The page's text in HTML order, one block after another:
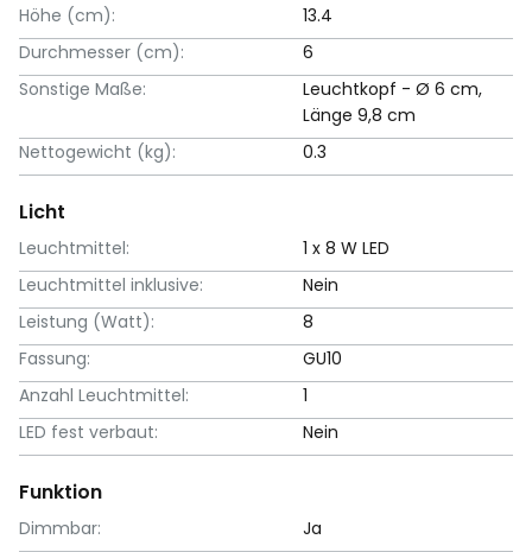
Höhe (cm):
13.4
Durchmesser (cm):
6
Sonstige Maße:
Leuchtkopf - Ø 6 cm,
Länge 9,8 cm
Nettogewicht (kg):
0.3
Licht
Leuchtmittel:
1 x 8 W LED
Leuchtmittel inklusive:
Nein
Leistung (Watt):
8
Fassung:
GU10
Anzahl Leuchtmittel:
1
LED fest verbaut:
Nein
Funktion
Dimmbar:
Ja